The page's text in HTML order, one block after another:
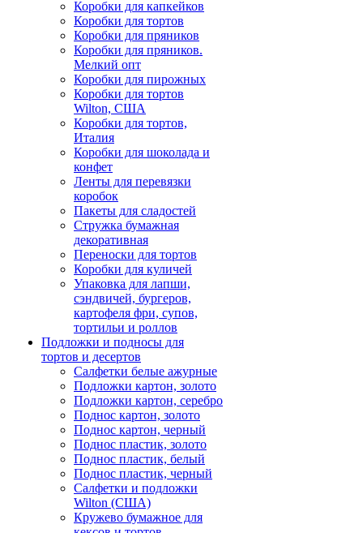
Коробки для капкейков
Коробки для тортов
Коробки для пряников
Коробки для пряников.
Мелкий опт
Коробки для пирожных
Коробки для тортов
Wilton, США
Коробки для тортов,
Италия
Коробки для шоколада и
конфет
Ленты для перевязки
коробок
Пакеты для сладостей
Стружка бумажная
декоративная
Переноски для тортов
Коробки для куличей
Упаковка для лапши,
сэндвичей, бургеров,
картофеля фри, супов,
тортильи и роллов
Подложки и подносы для
тортов и десертов
Салфетки белые ажурные
Подложки картон, золото
Подложки картон, серебро
Поднос картон, золото
Поднос картон, черный
Поднос пластик, золото
Поднос пластик, белый
Поднос пластик, черный
Салфетки и подложки
Wilton (США)
Кружево бумажное для